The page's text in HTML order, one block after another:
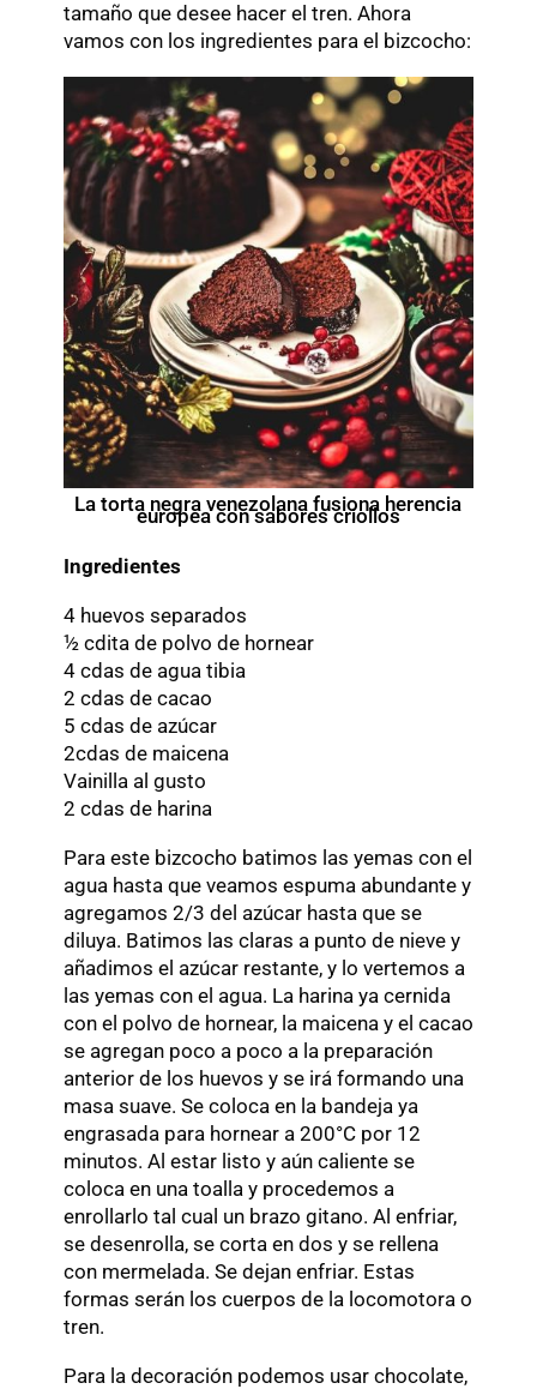
tamaño que desee hacer el tren. Ahora
vamos con los ingredientes para el bizcocho:
La torta negra venezolana fusiona herencia
europea con sabores criollos
Ingredientes
4 huevos separados
½ cdita de polvo de hornear
4 cdas de agua tibia
2 cdas de cacao
5 cdas de azúcar
2cdas de maicena
Vainilla al gusto
2 cdas de harina
Para este bizcocho batimos las yemas con el
agua hasta que veamos espuma abundante y
agregamos 2/3 del azúcar hasta que se
diluya. Batimos las claras a punto de nieve y
añadimos el azúcar restante, y lo vertemos a
las yemas con el agua. La harina ya cernida
con el polvo de hornear, la maicena y el cacao
se agregan poco a poco a la preparación
anterior de los huevos y se irá formando una
masa suave. Se coloca en la bandeja ya
engrasada para hornear a 200°C por 12
minutos. Al estar listo y aún caliente se
coloca en una toalla y procedemos a
enrollarlo tal cual un brazo gitano. Al enfriar,
se desenrolla, se corta en dos y se rellena
con mermelada. Se dejan enfriar. Estas
formas serán los cuerpos de la locomotora o
tren.
Para la decoración podemos usar chocolate,